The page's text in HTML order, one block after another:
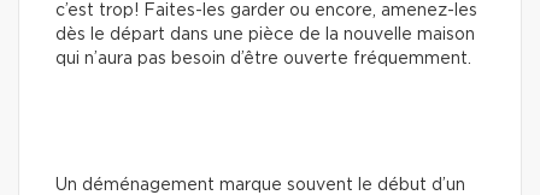
c’est trop! Faites-les garder ou encore, amenez-les
dès le départ dans une pièce de la nouvelle maison
qui n’aura pas besoin d’être ouverte fréquemment.
Un déménagement marque souvent le début d’un